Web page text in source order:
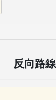
反向路線